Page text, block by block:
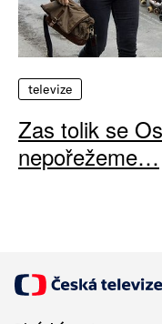
televize
Zas tolik se
nepořežeme…